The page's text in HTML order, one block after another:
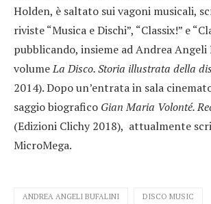
Holden, è saltato sui vagoni musicali,
riviste “Musica e Dischi”, “Classix!” e
pubblicando, insieme ad Andrea
volumeLa Disco. Storia illustrata della
2014). Dopo un’entrata in sala
saggio biografico Gian Maria Volonté.
(Edizioni Clichy 2018), attualmente
MicroMega.
ANDREA ANGELI BUFALINI DISCO MUSIC